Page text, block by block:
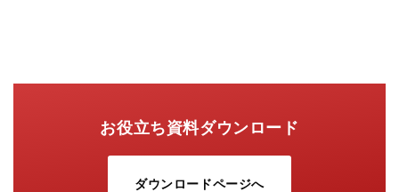
お役立ち資料ダウンロード
ダウンロードページへ